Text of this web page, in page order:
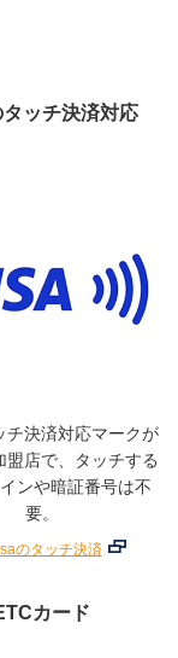
ッチ決済対応
チ決済対応マークが
盟店で、タッチする
ンや暗証番号は不
要。
のタッチ決済
カード